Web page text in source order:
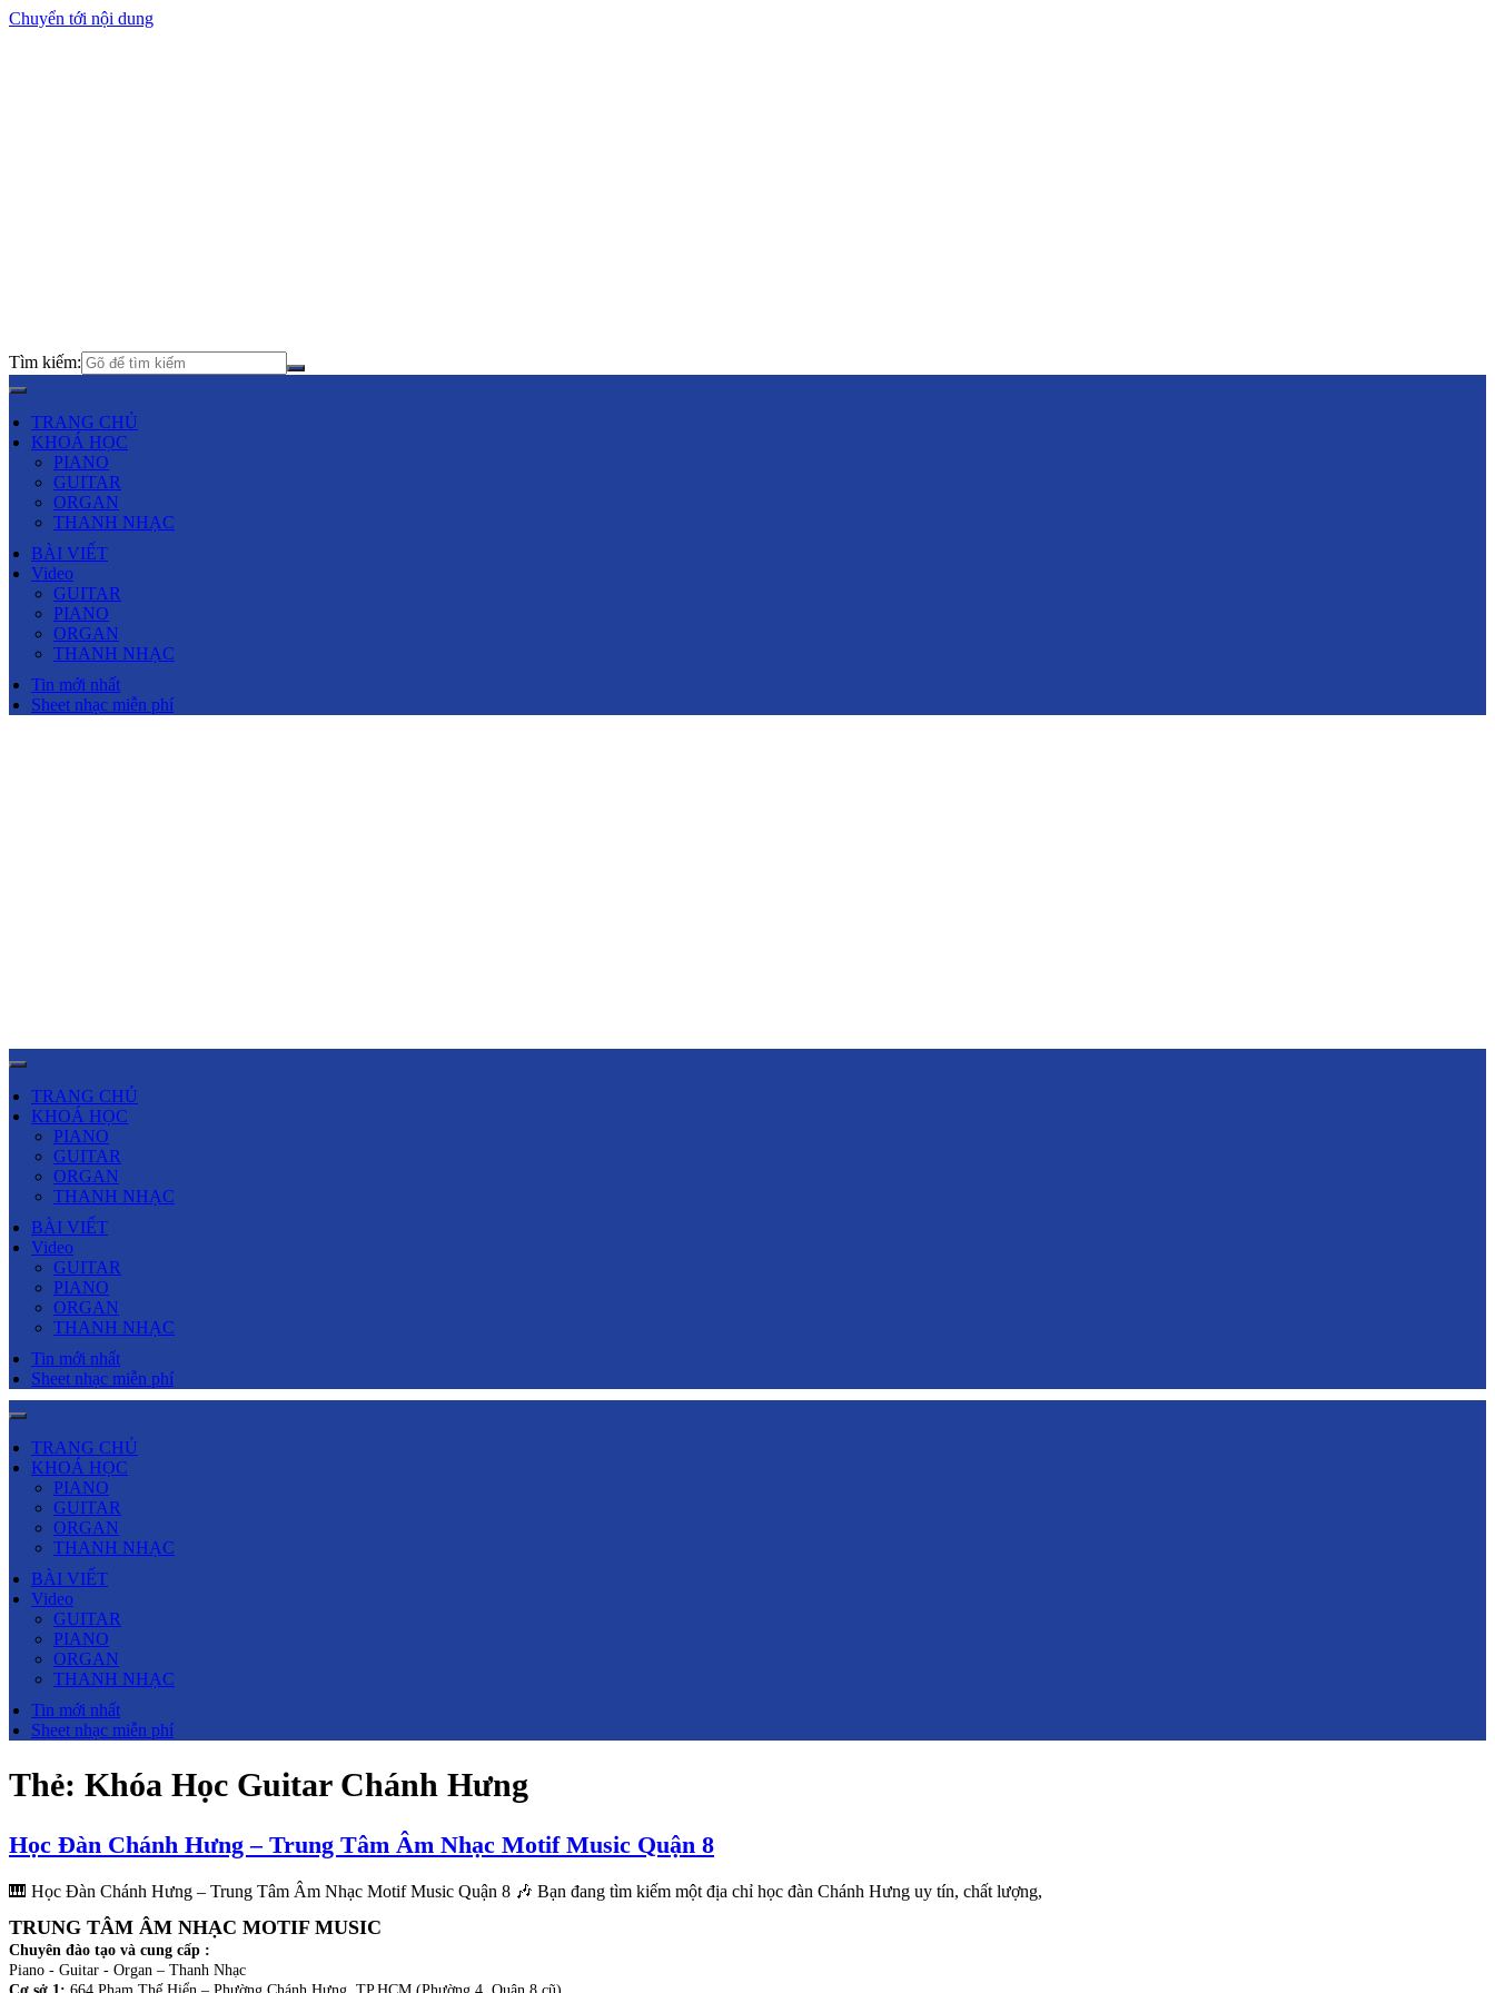
Chuyển tới nội dung
Tìm kiếm:
TRANG CHỦ
KHOÁ HỌC
PIANO
GUITAR
ORGAN
THANH NHẠC
BÀI VIẾT
Video
GUITAR
PIANO
ORGAN
THANH NHẠC
Tin mới nhất
Sheet nhạc miễn phí
TRANG CHỦ
KHOÁ HỌC
PIANO
GUITAR
ORGAN
THANH NHẠC
BÀI VIẾT
Video
GUITAR
PIANO
ORGAN
THANH NHẠC
Tin mới nhất
Sheet nhạc miễn phí
TRANG CHỦ
KHOÁ HỌC
PIANO
GUITAR
ORGAN
THANH NHẠC
BÀI VIẾT
Video
GUITAR
PIANO
ORGAN
THANH NHẠC
Tin mới nhất
Sheet nhạc miễn phí
Thẻ: Khóa Học Guitar Chánh Hưng
Học Đàn Chánh Hưng – Trung Tâm Âm Nhạc Motif Music Quận 8
🎹 Học Đàn Chánh Hưng – Trung Tâm Âm Nhạc Motif Music Quận 8 🎶 Bạn đang tìm kiếm một địa chỉ học đàn Chánh Hưng uy tín, chất lượng,
TRUNG TÂM ÂM NHẠC MOTIF MUSIC
Chuyên đào tạo và cung cấp :
Piano - Guitar - Organ – Thanh Nhạc